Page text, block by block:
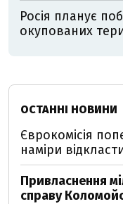
Росія планує
окупованих
ОСТАННІ НОВИНИ
Єврокомісія
наміри
Привласнення
справу